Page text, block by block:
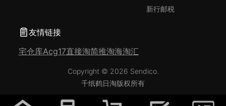
新行邮税
友情链接
宅仓库Acg17直接淘简推淘海淘汇
Copyright © 2026 Sendico.
千纸鹤日淘版权所有